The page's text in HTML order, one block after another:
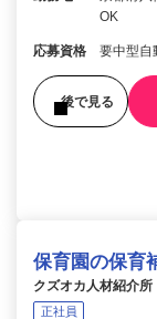
OK
応募資格 要中型自
後で見る
保育園の保育
クズオカ人材紹介所
正社員